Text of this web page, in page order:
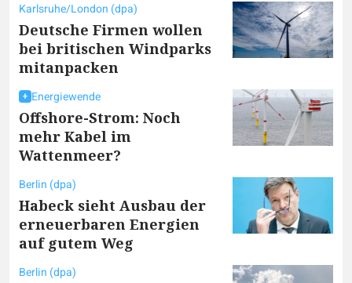
Karlsruhe/London (dpa)
Deutsche Firmen wollen
bei britischen Windparks
mitanpacken
Energiewende
Offshore-Strom: Noch
mehr Kabel im
Wattenmeer?
Berlin (dpa)
Habeck sieht Ausbau der
erneuerbaren Energien
auf gutem Weg
Berlin (dpa)